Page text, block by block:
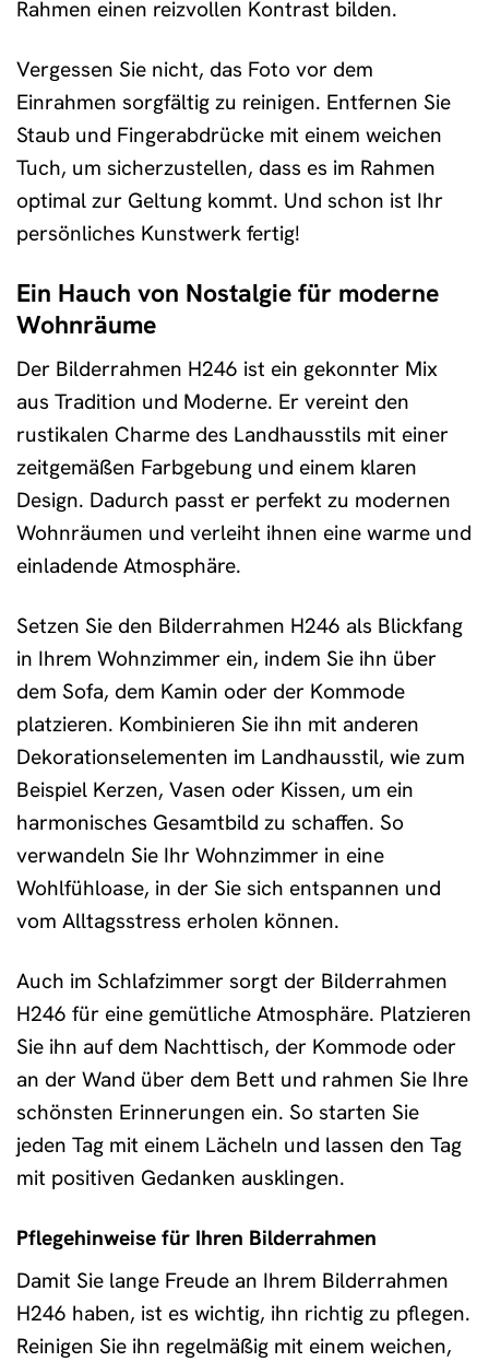
Rahmen einen reizvollen Kontrast bilden.
Vergessen Sie nicht, das Foto vor dem
Einrahmen sorgfältig zu reinigen. Entfernen Sie
Staub und Fingerabdrücke mit einem weichen
Tuch, um sicherzustellen, dass es im Rahmen
optimal zur Geltung kommt. Und schon ist Ihr
persönliches Kunstwerk fertig!
Ein Hauch von Nostalgie für moderne
Wohnräume
Der Bilderrahmen H246 ist ein gekonnter Mix
aus Tradition und Moderne. Er vereint den
rustikalen Charme des Landhausstils mit einer
zeitgemäßen Farbgebung und einem klaren
Design. Dadurch passt er perfekt zu modernen
Wohnräumen und verleiht ihnen eine warme und
einladende Atmosphäre.
Setzen Sie den Bilderrahmen H246 als Blickfang
in Ihrem Wohnzimmer ein, indem Sie ihn über
dem Sofa, dem Kamin oder der Kommode
platzieren. Kombinieren Sie ihn mit anderen
Dekorationselementen im Landhausstil, wie zum
Beispiel Kerzen, Vasen oder Kissen, um ein
harmonisches Gesamtbild zu schaffen. So
verwandeln Sie Ihr Wohnzimmer in eine
Wohlfühloase, in der Sie sich entspannen und
vom Alltagsstress erholen können.
Auch im Schlafzimmer sorgt der Bilderrahmen
H246 für eine gemütliche Atmosphäre. Platzieren
Sie ihn auf dem Nachttisch, der Kommode oder
an der Wand über dem Bett und rahmen Sie Ihre
schönsten Erinnerungen ein. So starten Sie
jeden Tag mit einem Lächeln und lassen den Tag
mit positiven Gedanken ausklingen.
Pflegehinweise für Ihren Bilderrahmen
Damit Sie lange Freude an Ihrem Bilderrahmen
H246 haben, ist es wichtig, ihn richtig zu pflegen.
Reinigen Sie ihn regelmäßig mit einem weichen,